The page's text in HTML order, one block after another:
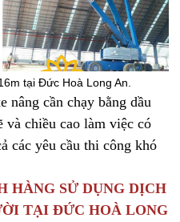
tại Đức Hoà Long An.
nâng cần chạy bằng dầu
chiều cao làm việc có
các yêu cầu thi công khó
SỬ DỤNG DỊCH
TẠI ĐỨC HOÀ LONG